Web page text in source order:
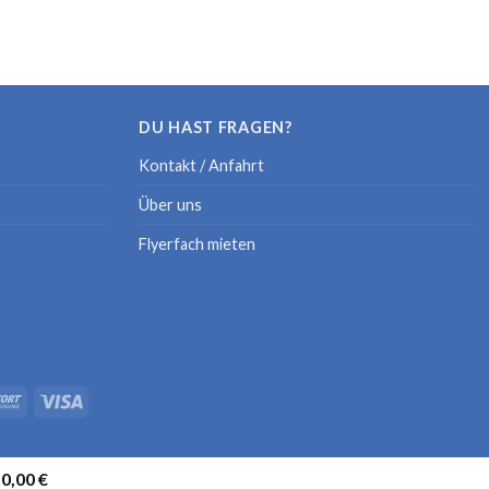
€
DU HAST FRAGEN?
Kontakt / Anfahrt
Über uns
Flyerfach mieten